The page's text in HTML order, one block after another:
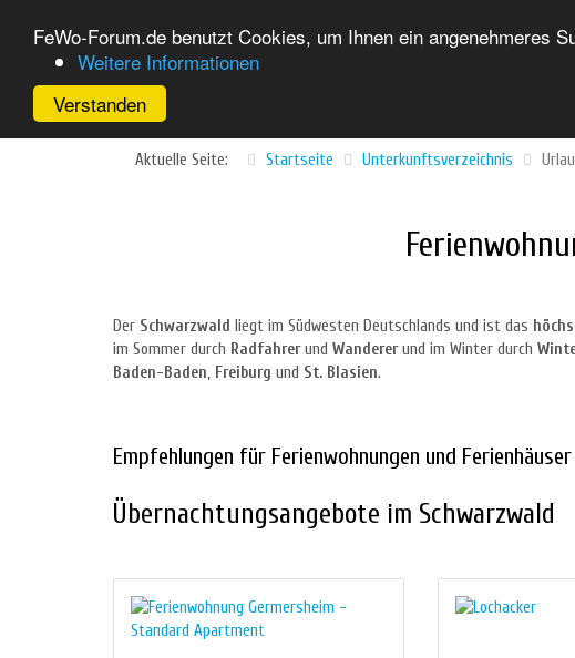
FeWo-Forum.de benutzt Cookies, um Ihnen ein angenehmeres
Weitere Informationen
Verstanden
Aktuelle Seite: Startseite Unterkunftsverzeichnis
Der Schwarzwald liegt im Südwesten Deutschlands und ist das
im Sommer durch Radfahrerund Wandererund im Winter durch
Baden-Baden, Freiburg und St. Blasien.
Empfehlungen für Ferienwohnungen und
Übernachtungsangebote im Schwarzwald